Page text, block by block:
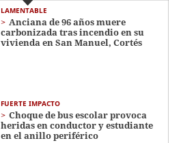
LAMENTABLE
Anciana de 96 años muere
carbonizada tras incendio en su
vivienda en San Manuel, Cortés
FUERTE IMPACTO
Choque de bus escolar provoca
heridas en conductor y estudiante
en el anillo periférico